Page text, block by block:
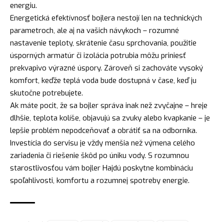
energiu.
Energetická efektívnosť bojlera nestojí len na technických
parametroch, ale aj na vašich návykoch – rozumné
nastavenie teploty, skrátenie času sprchovania, použitie
úsporných armatúr či izolácia potrubia môžu priniesť
prekvapivo výrazné úspory. Zároveň si zachováte vysoký
komfort, keďže teplá voda bude dostupná v čase, keď ju
skutočne potrebujete.
Ak máte pocit, že sa bojler správa inak než zvyčajne – hreje
dlhšie, teplota kolíše, objavujú sa zvuky alebo kvapkanie – je
lepšie problém nepodceňovať a obrátiť sa na odborníka.
Investícia do servisu je vždy menšia než výmena celého
zariadenia či riešenie škôd po úniku vody. S rozumnou
starostlivosťou vám bojler Hajdú poskytne kombináciu
spoľahlivosti, komfortu a rozumnej spotreby energie.